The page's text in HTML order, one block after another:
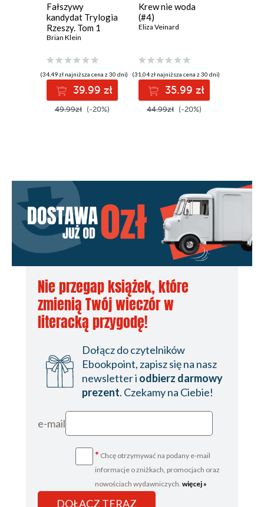
Fałszywy
kandydat Trylogia
Rzeszy. Tom 1
Brian Klein
(34,49 zł najniższa cena z 30 dni)
39.99 zł
49.99zł (-20%)
Krew nie woda
(#4)
Eliza Veinard
(31,04 zł najniższa cena z 30 dni)
35.99 zł
44.99zł (-20%)
Nie przegap książek, które
zmienią Twój wieczór w
literacką przygodę!
Dołącz do czytelników
Ebookpoint, zapisz się na nasz
newsletter i odbierz darmowy
prezent. Czekamy na Ciebie!
e-mail
* Chcę otrzymywać na podany e-mail
informacje o zniżkach, promocjach oraz
nowościach wydawniczych. więcej »
DOŁĄCZ TERAZ